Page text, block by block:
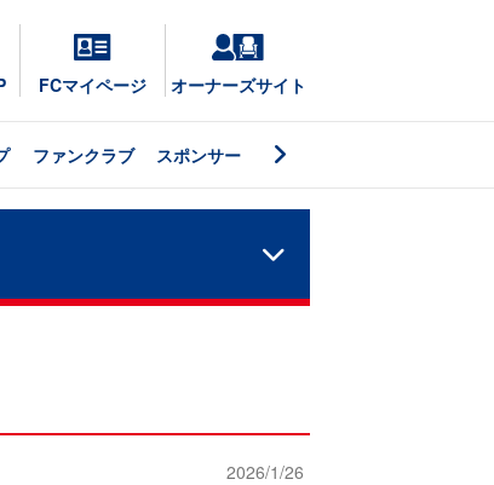
FCマイページ オーナーズサイト
ファンクラブ スポンサー
2026/1/26